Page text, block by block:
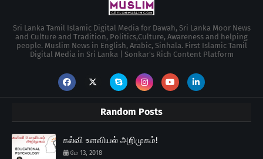
Sri Lanka Tamil Islamic Digital Media for Dawah, Sri Lanka Moor News
and Culture and Tradition, Politics,Culture, Awareness and helping
people. Muslim News in English, Arabic, Sinhala. First Islamic Tamil
Digital Media in Sri Lanka | Sonkar's Rich Content Platform
Random Posts
கல்வி உளவியல் அறிமுகம்!
மே 13, 2018